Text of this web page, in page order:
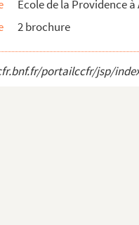
Ecole de la Providence à
2 brochure
portailccfr/jsp/